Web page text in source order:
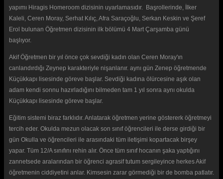
yapımı Hiragis Homeroom dizisinin uyarlamasıdır. Başrollerinde, İlker
Kaleli, Ceren Moray, Serhat Kılıç, Afra Saraçoğlu, Serkan Keskin ve Şeref
Erol bulunan Öğretmen dizisinin ilk bölümü 4 Mart Çarşamba günü
başlıyor.
Akif Öğretmen bir yıl önce çok sevdiği kadın olan Ceren Moray'ın
canlandırdığı Zeynep karakteriyle nişanlanır. aynı gün Zenep öğretmende
Küçükkapı lisesinde göreve başlar. Sevdiği kadına ölürcesine aşık olan
adam kendi sonnu hazırladığını bilmeden tam 1 yıl sonra aynı okulda
Küçükkapı lisesinde göreve başlar.
Eğitim sistemi biraz farklıdır. Anlatarak öğretmen yerine göstererk öğretmeyi
tercih eder. Okulda mezun olacak son sınıf öğrencileri ile derse girdiği bir
gün Okulla ve öğrencileri ile arasındaki tüm iletişimi kopartacak birşey
yapar. Tüm 12/A sınıfını rehin alır. Önce tüm sınıf hocanın şaka yaptığını
zannetsede aralarından bir öğrenci agrasif tutum sergileyince herkes Akif
öğretmenin ciddiyetini anlar. Kimsesin zarar görmediği bir de bomba patlatır.